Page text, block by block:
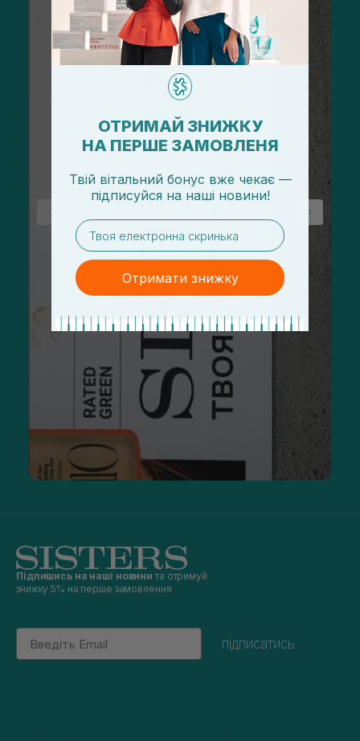
Підпишись на наші новини та отримуй
знижку 5% на перше замовлення
Email
підписатись
ОТРИМАЙ ЗНИЖКУ
НА ПЕРШЕ ЗАМОВЛЕНЯ
Твій вітальний бонус вже чекає —
підписуйся на наші новини!
email
Отримати знижку